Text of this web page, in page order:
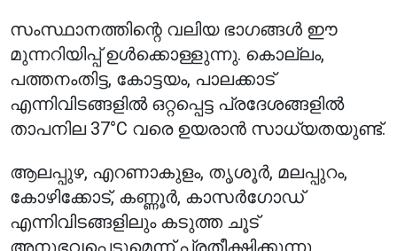
സംസ്ഥാനത്തിന്റെ വലിയ ഭാഗങ്ങൾ ഈ
മുന്നറിയിപ്പ് ഉൾക്കൊള്ളുന്നു. കൊല്ലം,
പത്തനംതിട്ട, കോട്ടയം, പാലക്കാട്
എന്നിവിടങ്ങളിൽ ഒറ്റപ്പെട്ട പ്രദേശങ്ങളിൽ
താപനില 37°C വരെ ഉയരാൻ സാധ്യതയുണ്ട്.
ആലപ്പുഴ, എറണാകുളം, തൃശൂർ, മലപ്പുറം,
കോഴിക്കോട്, കണ്ണൂർ, കാസർഗോഡ്
എന്നിവിടങ്ങളിലും കടുത്ത ചൂട്
അനുഭവപ്പെടുമെന്ന് പ്രതീക്ഷിക്കുന്നു,